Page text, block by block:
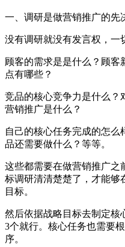
一、调研是做营销推广的先
没有调研就没有发言权，一
顾客的需求是是什么？顾客
点有哪些？
竞品的核心竞争力是什么？
营销推广是什么？
自己的核心任务完成的怎
品还需要做什么？等等。
这些都需要在做营销推广之
标调研清清楚楚了，才能够
目标。
然后依据战略目标去制定核
3个就行。核心任务也需要
序。